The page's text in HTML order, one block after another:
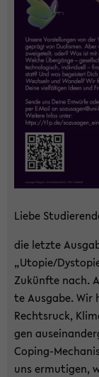
Liebe
die letz­te
„Uto­pie/
Zu­künf­te nach.
te Aus­ga­be.
Rechts­ruck,
gen
Coping-​
uns er­mu­ti­gen,